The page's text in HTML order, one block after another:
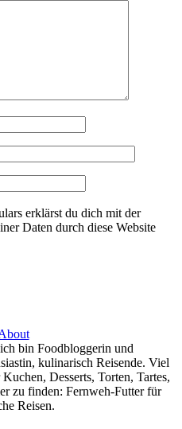
erklärst du dich mit der
Daten durch diese Website
bin Foodbloggerin und
kulinarisch Reisende. Viel
Desserts, Torten, Tartes,
zu finden: Fernweh-Futter für
Reisen.